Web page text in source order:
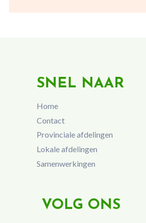
SNEL NAAR
Home
Contact
Provinciale afdelingen
Lokale afdelingen
Samenwerkingen
VOLG ONS